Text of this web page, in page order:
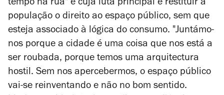
tempo na rua" e cuja luta principal é restituir à
população o direito ao espaço público, sem que
esteja associado à lógica do consumo. "Juntámo-
nos porque a cidade é uma coisa que nos está a
ser roubada, porque temos uma arquitectura
hostil. Sem nos apercebermos, o espaço público
vai-se reinventando e não no bom sentido.